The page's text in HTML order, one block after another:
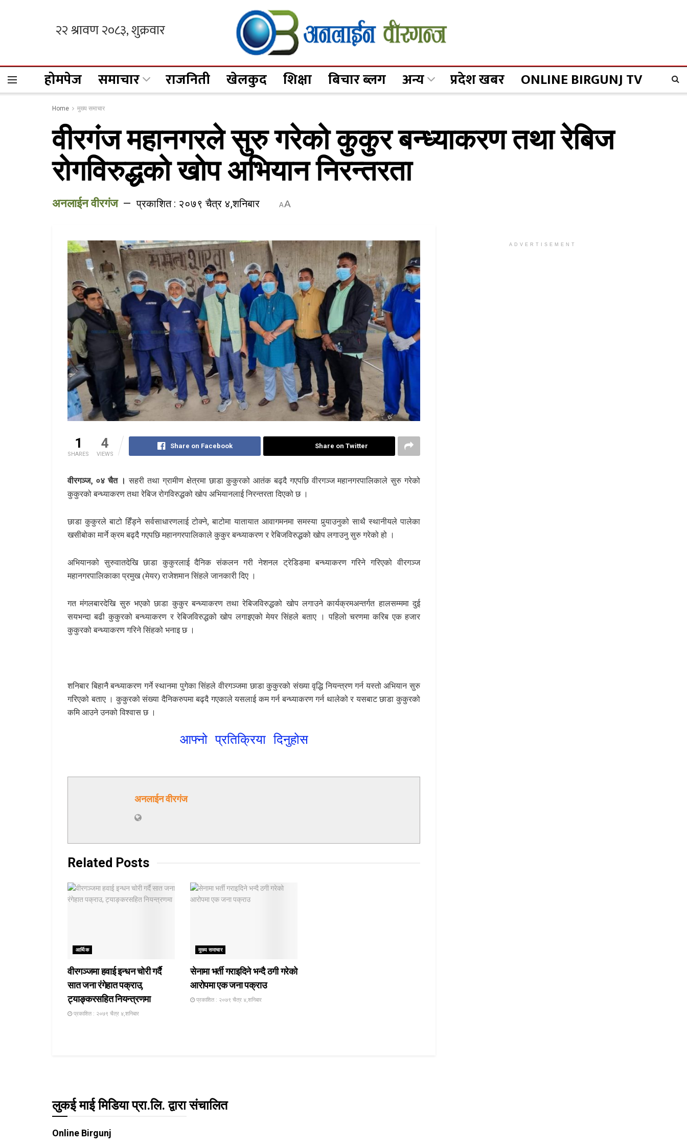
होमपेज समाचार राजनिती खेलकुद शिक्षा बिचार ब्लग अन्य प्रदेश खबर ONLINE BIRGUNJ TV
Home मुख्य समाचार
वीरगंज महानगरले सुरु गरेको कुकुर बन्ध्याकरण तथा रेबिज
रोगविरुद्धको खोप अभियान निरन्तरता
अनलाईन वीरगंज प्रकाशित : २०७९ चैत्र ४,शनिबार AA
1
SHARES
4
VIEWS
Share on Facebook Share on Twitter
वीरगञ्ज, ०४ चैत । सहरी तथा ग्रामीण क्षेत्रमा छाडा कुकुरको आतंक बढ्दै गएपछि वीरगञ्ज महानगरपालिकाले सुरु गरेको
कुकुरको बन्ध्याकरण तथा रेबिज रोगविरुद्धको खोप अभियानलाई निरन्तरता दिएको छ ।
छाडा कुकुरले बाटो हिँड्ने सर्वसाधारणलाई टोक्ने, बाटोमा यातायात आवागमनमा समस्या पुर्‍याउनुको साथै स्थानीयले पालेका
खसीबोका मार्ने क्रम बढ्दै गएपछि महानगरपालिकाले कुकुर बन्ध्याकरण र रेबिजविरुद्धको खोप लगाउनु सुरु गरेको हो ।
अभियानको सुरुवातदेखि छाडा कुकुरलाई दैनिक संकलन गरी नेशनल ट्रेडिङमा बन्ध्याकरण गरिने गरिएको वीरगञ्ज
महानगरपालिकाका प्रमुख (मेयर) राजेशमान सिंहले जानकारी दिए ।
गत मंगलबारदेखि सुरु भएको छाडा कुकुर बन्ध्याकरण तथा रेबिजविरुद्धको खोप लगाउने कार्यक्रमअन्तर्गत हालसम्ममा दुई
सयभन्दा बढी कुकुरको बन्ध्याकरण र रेबिजविरुद्धको खोप लगाइएको मेयर सिंहले बताए । पहिलो चरणमा करिब एक हजार
कुकुरको बन्ध्याकरण गरिने सिंहको भनाइ छ ।
शनिबार बिहानै बन्ध्याकरण गर्ने स्थानमा पुगेका सिंहले वीरगञ्जमा छाडा कुकुरको संख्या वृद्धि नियन्त्रण गर्न यस्तो अभियान सुरु
गरिएको बताए । कुकुरको संख्या दैनिकरुपमा बढ्दै गएकाले यसलाई कम गर्न बन्ध्याकरण गर्न थालेको र यसबाट छाडा कुकुरको
कमि आउने उनको विश्वास छ ।
आफ्नो प्रतिक्रिया दिनुहोस
अनलाईन वीरगंज
Related Posts
आर्थिक
वीरगञ्जमा हवाई इन्धन चोरी गर्दै
सात जना रंगेहात पक्राउ,
ट्याङ्करसहित नियन्त्रणमा
प्रकाशित : २०७९ चैत्र ४,शनिबार
मुख्य समाचार
सेनामा भर्ती गराइदिने भन्दै ठगी गरेको
आरोपमा एक जना पक्राउ
प्रकाशित : २०७९ चैत्र ४,शनिबार
ADVERTISEMENT
लुकई माई मिडिया प्रा.लि. द्वारा संचालित
Online Birgunj